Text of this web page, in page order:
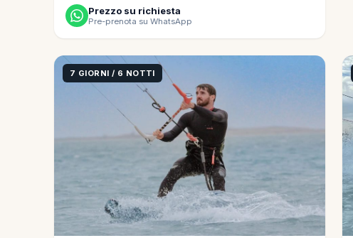
Prezzo su richiesta
Pre-prenota su WhatsApp
7 GIORNI / 6 NOTTI